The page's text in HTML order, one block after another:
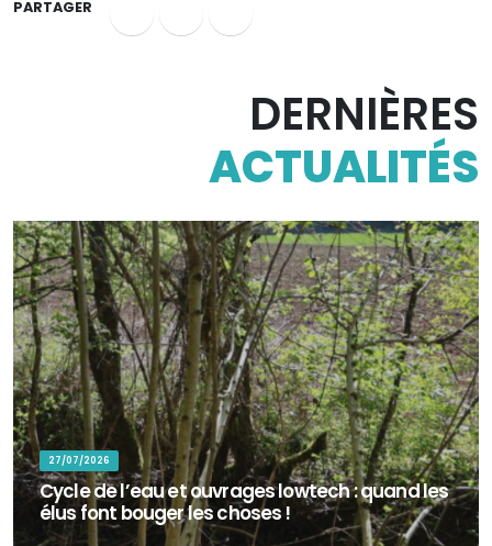
PARTAGER
DERNIÈRES
ACTUALITÉS
27/07/2026
Cycle de l’eau et ouvrages lowtech : quand les
élus font bouger les choses !